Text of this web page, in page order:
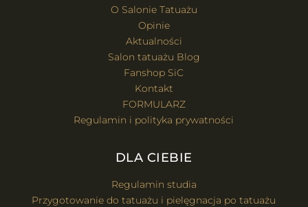
O Salonie Tatuażu
Opinie
Aktualności
Salon tatuażu Blog
Fanshop SiC
Kontakt
FORMULARZ
Regulamin i polityka prywatności
DLA CIEBIE
Regulamin studia
Przygotowanie do tatuażu i pielęgnacja po tatuażu